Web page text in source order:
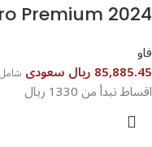
Premium 2024
فاو
85,885.45 ريال سعودى
اقساط تبدأ من 1330 ريال